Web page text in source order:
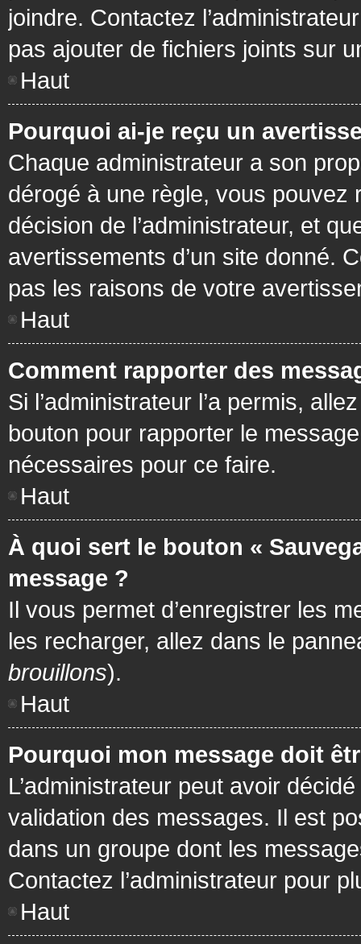
joindre. Contactez
pas ajouter de fichiers joints sur
Haut
Pourquoi ai-je reçu un
Chaque administrateur a son
dérogé à une règle, vous pouvez
décision de l’administrateur, et
avertissements d’un site donné.
pas les raisons de votre
Haut
Comment rapporter des
Si l’administrateur l’a permis,
bouton pour rapporter le
nécessaires pour ce faire.
Haut
À quoi sert le bouton «
message ?
Il vous permet d’enregistrer les
les recharger, allez dans le
brouillons).
Haut
Pourquoi mon message doit
L’administrateur peut avoir
validation des messages. Il est
dans un groupe dont les
Contactez l’administrateur pour
Haut